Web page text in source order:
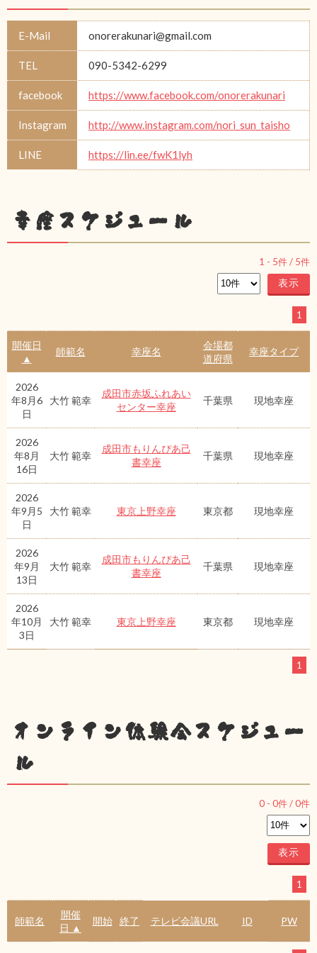
E-Mail onorerakunari@gmail.com
TEL 090-5342-6299
facebook https://www.facebook.com/onorerakunari
Instagram http://www.instagram.com/nori_sun_taisho
LINE https://lin.ee/fwK1lyh
幸座スケジュール
1 - 5件 / 5件
1
開催日
▲
師範名 幸座名
会場都
道府県
幸座タイプ
2026
年8月6
日
大竹 範幸
成田市赤坂ふれあい
センター幸座
千葉県 現地幸座
2026
年8月
16日
大竹 範幸
成田市もりんぴあ己
書幸座
千葉県 現地幸座
2026
年9月5
日
大竹 範幸 東京上野幸座 東京都 現地幸座
2026
年9月
13日
大竹 範幸
成田市もりんぴあ己
書幸座
千葉県 現地幸座
2026
年10月
3日
大竹 範幸 東京上野幸座 東京都 現地幸座
1
オンライン体験会スケジュー
ル
0 - 0件 /0件
1
師範名
開催
日 ▲
開始 終了 テレビ会議URL ID PW